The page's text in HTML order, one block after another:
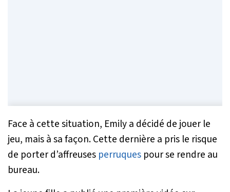
Face à cette situation, Emily a décidé de jouer le
jeu, mais à sa façon. Cette dernière a pris le risque
de porter d’affreuses perruques pour se rendre au
bureau.